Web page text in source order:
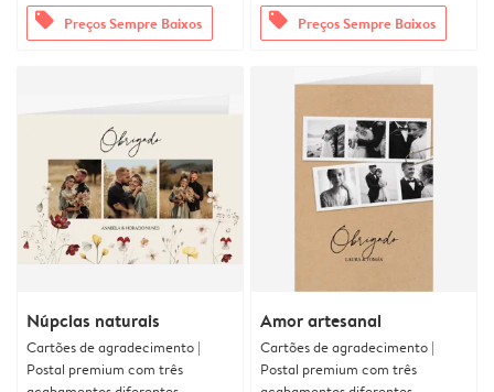
offers Preços Sempre Baixos offers Preços Sempre Baixos
Núpcias naturais
Cartões de agradecimento |
Postal premium com três
Amor artesanal
Cartões de agradecimento |
Postal premium com três